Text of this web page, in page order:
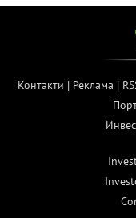
Контакти | Реклама |